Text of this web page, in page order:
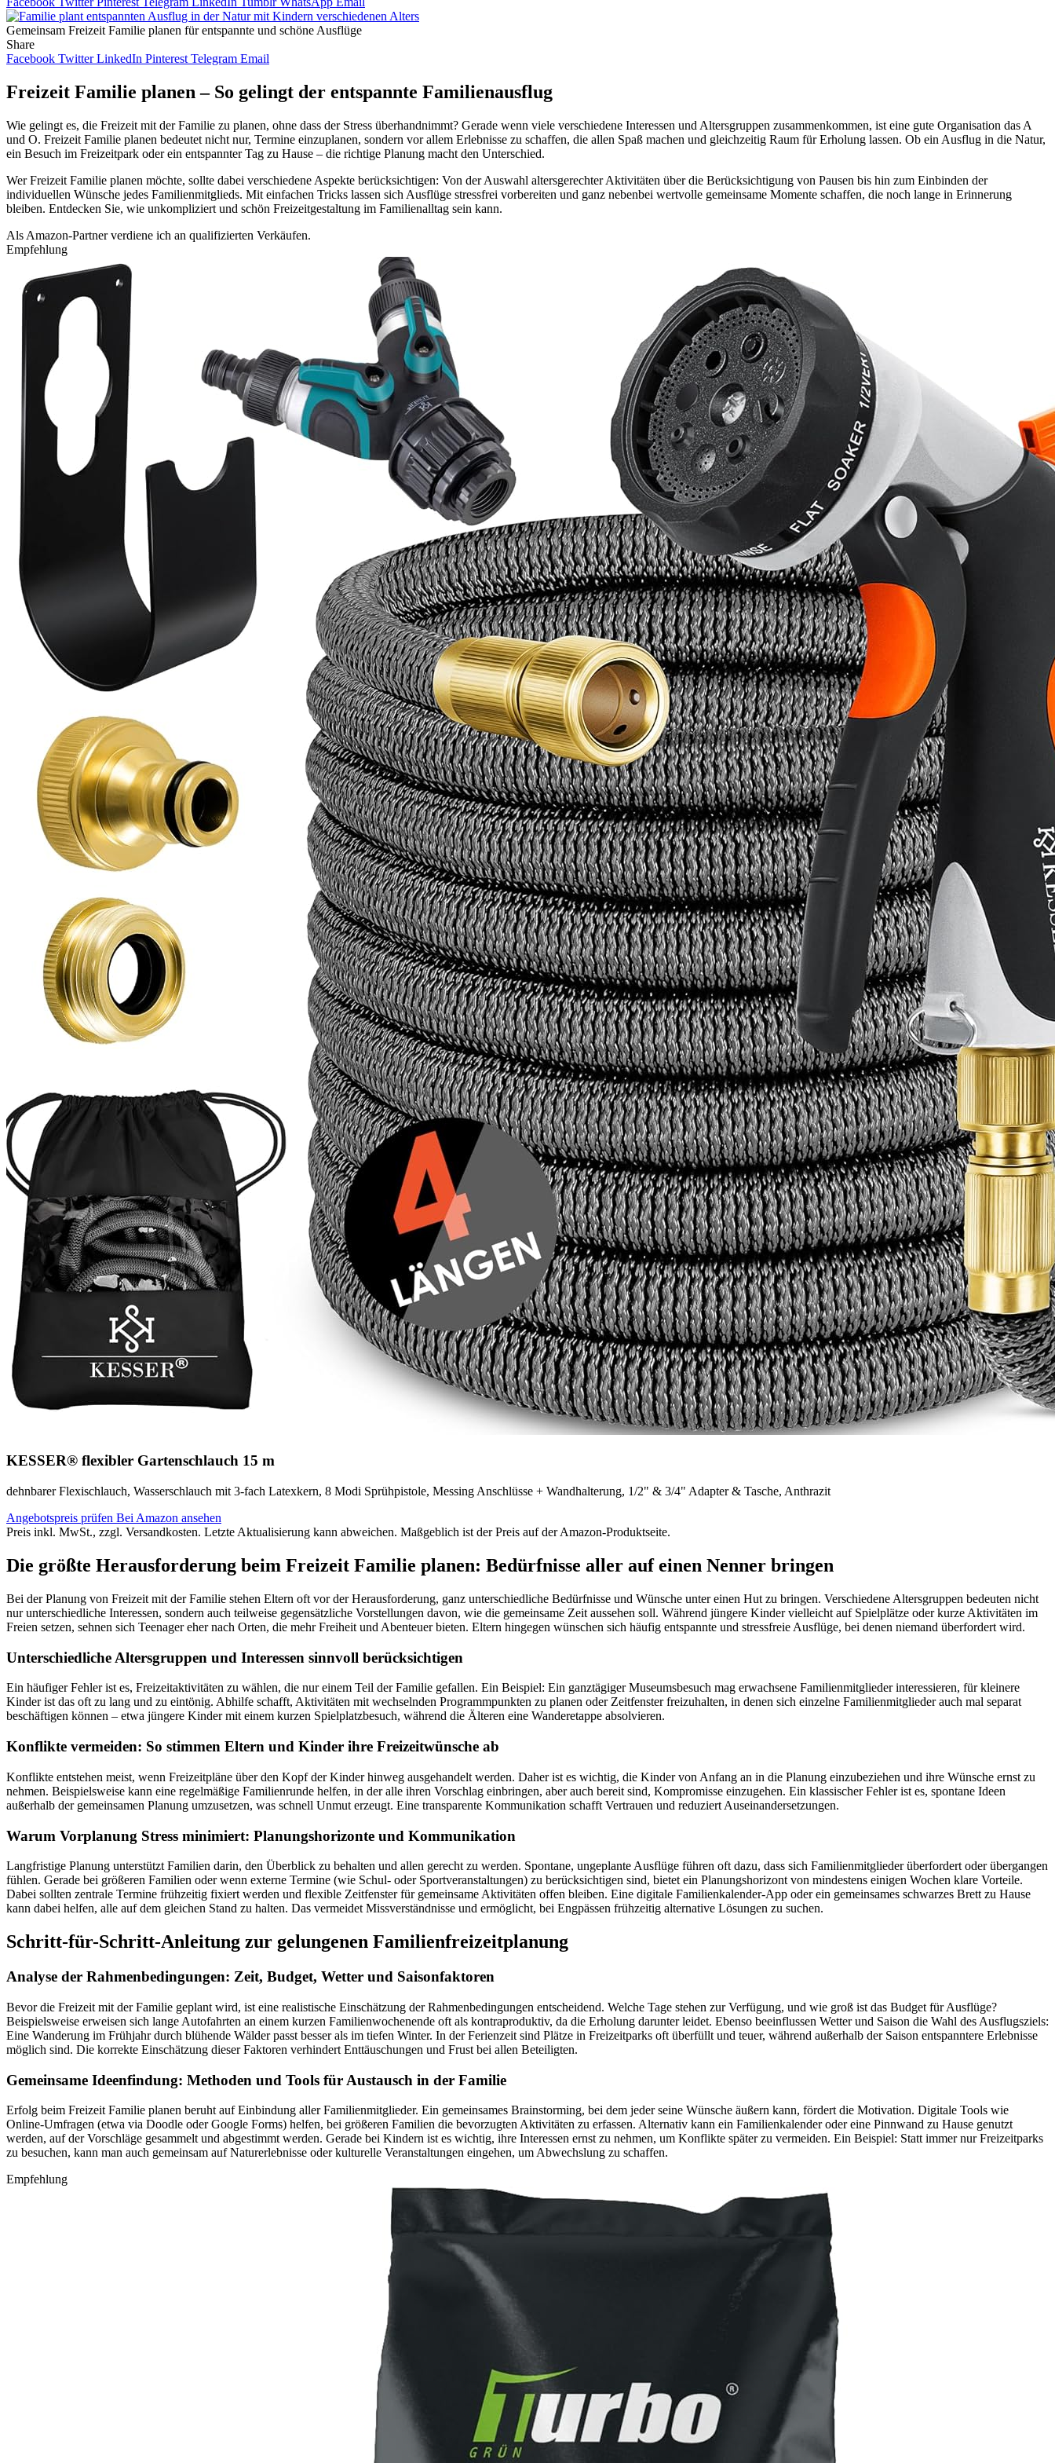
Gemeinsam Freizeit Familie planen für entspannte und schöne Ausflüge
Share
Facebook Twitter LinkedIn Pinterest Telegram Email
Freizeit Familie planen – So gelingt der entspannte Familienausflug
Wie gelingt es, die Freizeit mit der Familie zu planen, ohne dass der Stress überhandnimmt? Gerade wenn viele verschiedene Interessen und Altersgruppen zusammenkommen, ist eine gute Organisation das A
und O. Freizeit Familie planen bedeutet nicht nur, Termine einzuplanen, sondern vor allem Erlebnisse zu schaffen, die allen Spaß machen und gleichzeitig Raum für Erholung lassen. Ob ein Ausflug in die Natur,
ein Besuch im Freizeitpark oder ein entspannter Tag zu Hause – die richtige Planung macht den Unterschied.
Wer Freizeit Familie planen möchte, sollte dabei verschiedene Aspekte berücksichtigen: Von der Auswahl altersgerechter Aktivitäten über die Berücksichtigung von Pausen bis hin zum Einbinden der
individuellen Wünsche jedes Familienmitglieds. Mit einfachen Tricks lassen sich Ausflüge stressfrei vorbereiten und ganz nebenbei wertvolle gemeinsame Momente schaffen, die noch lange in Erinnerung
bleiben. Entdecken Sie, wie unkompliziert und schön Freizeitgestaltung im Familienalltag sein kann.
Als Amazon-Partner verdiene ich an qualifizierten Verkäufen.
Empfehlung
KESSER® flexibler Gartenschlauch 15 m
dehnbarer Flexischlauch, Wasserschlauch mit 3-fach Latexkern, 8 Modi Sprühpistole, Messing Anschlüsse + Wandhalterung, 1/2" & 3/4" Adapter & Tasche, Anthrazit
Angebotspreis prüfen Bei Amazon ansehen
Preis inkl. MwSt., zzgl. Versandkosten. Letzte Aktualisierung kann abweichen. Maßgeblich ist der Preis auf der Amazon-Produktseite.
Die größte Herausforderung beim Freizeit Familie planen: Bedürfnisse aller auf einen Nenner bringen
Bei der Planung von Freizeit mit der Familie stehen Eltern oft vor der Herausforderung, ganz unterschiedliche Bedürfnisse und Wünsche unter einen Hut zu bringen. Verschiedene Altersgruppen bedeuten nicht
nur unterschiedliche Interessen, sondern auch teilweise gegensätzliche Vorstellungen davon, wie die gemeinsame Zeit aussehen soll. Während jüngere Kinder vielleicht auf Spielplätze oder kurze Aktivitäten im
Freien setzen, sehnen sich Teenager eher nach Orten, die mehr Freiheit und Abenteuer bieten. Eltern hingegen wünschen sich häufig entspannte und stressfreie Ausflüge, bei denen niemand überfordert wird.
Unterschiedliche Altersgruppen und Interessen sinnvoll berücksichtigen
Ein häufiger Fehler ist es, Freizeitaktivitäten zu wählen, die nur einem Teil der Familie gefallen. Ein Beispiel: Ein ganztägiger Museumsbesuch mag erwachsene Familienmitglieder interessieren, für kleinere
Kinder ist das oft zu lang und zu eintönig. Abhilfe schafft, Aktivitäten mit wechselnden Programmpunkten zu planen oder Zeitfenster freizuhalten, in denen sich einzelne Familienmitglieder auch mal separat
beschäftigen können – etwa jüngere Kinder mit einem kurzen Spielplatzbesuch, während die Älteren eine Wanderetappe absolvieren.
Konflikte vermeiden: So stimmen Eltern und Kinder ihre Freizeitwünsche ab
Konflikte entstehen meist, wenn Freizeitpläne über den Kopf der Kinder hinweg ausgehandelt werden. Daher ist es wichtig, die Kinder von Anfang an in die Planung einzubeziehen und ihre Wünsche ernst zu
nehmen. Beispielsweise kann eine regelmäßige Familienrunde helfen, in der alle ihren Vorschlag einbringen, aber auch bereit sind, Kompromisse einzugehen. Ein klassischer Fehler ist es, spontane Ideen
außerhalb der gemeinsamen Planung umzusetzen, was schnell Unmut erzeugt. Eine transparente Kommunikation schafft Vertrauen und reduziert Auseinandersetzungen.
Warum Vorplanung Stress minimiert: Planungshorizonte und Kommunikation
Langfristige Planung unterstützt Familien darin, den Überblick zu behalten und allen gerecht zu werden. Spontane, ungeplante Ausflüge führen oft dazu, dass sich Familienmitglieder überfordert oder übergangen
fühlen. Gerade bei größeren Familien oder wenn externe Termine (wie Schul- oder Sportveranstaltungen) zu berücksichtigen sind, bietet ein Planungshorizont von mindestens einigen Wochen klare Vorteile.
Dabei sollten zentrale Termine frühzeitig fixiert werden und flexible Zeitfenster für gemeinsame Aktivitäten offen bleiben. Eine digitale Familienkalender-App oder ein gemeinsames schwarzes Brett zu Hause
kann dabei helfen, alle auf dem gleichen Stand zu halten. Das vermeidet Missverständnisse und ermöglicht, bei Engpässen frühzeitig alternative Lösungen zu suchen.
Schritt-für-Schritt-Anleitung zur gelungenen Familienfreizeitplanung
Analyse der Rahmenbedingungen: Zeit, Budget, Wetter und Saisonfaktoren
Bevor die Freizeit mit der Familie geplant wird, ist eine realistische Einschätzung der Rahmenbedingungen entscheidend. Welche Tage stehen zur Verfügung, und wie groß ist das Budget für Ausflüge?
Beispielsweise erweisen sich lange Autofahrten an einem kurzen Familienwochenende oft als kontraproduktiv, da die Erholung darunter leidet. Ebenso beeinflussen Wetter und Saison die Wahl des Ausflugsziels:
Eine Wanderung im Frühjahr durch blühende Wälder passt besser als im tiefen Winter. In der Ferienzeit sind Plätze in Freizeitparks oft überfüllt und teuer, während außerhalb der Saison entspanntere Erlebnisse
möglich sind. Die korrekte Einschätzung dieser Faktoren verhindert Enttäuschungen und Frust bei allen Beteiligten.
Gemeinsame Ideenfindung: Methoden und Tools für Austausch in der Familie
Erfolg beim Freizeit Familie planen beruht auf Einbindung aller Familienmitglieder. Ein gemeinsames Brainstorming, bei dem jeder seine Wünsche äußern kann, fördert die Motivation. Digitale Tools wie
Online-Umfragen (etwa via Doodle oder Google Forms) helfen, bei größeren Familien die bevorzugten Aktivitäten zu erfassen. Alternativ kann ein Familienkalender oder eine Pinnwand zu Hause genutzt
werden, auf der Vorschläge gesammelt und abgestimmt werden. Gerade bei Kindern ist es wichtig, ihre Interessen ernst zu nehmen, um Konflikte später zu vermeiden. Ein Beispiel: Statt immer nur Freizeitparks
zu besuchen, kann man auch gemeinsam auf Naturerlebnisse oder kulturelle Veranstaltungen eingehen, um Abwechslung zu schaffen.
Empfehlung